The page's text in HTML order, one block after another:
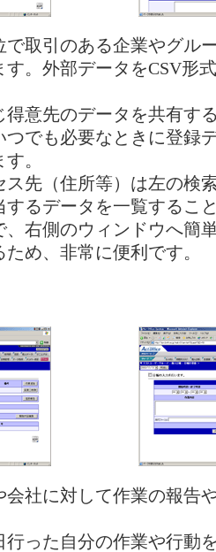
取引のある企業やグル
。外部データをCSV形
意先のデータを共有す
つでも必要なときに登録
。
先（住所等）は左の検
するデータを一覧するこ
、右側のウィンドウへ簡
め、非常に便利です。
社に対して作業の報告
った自分の作業や行動